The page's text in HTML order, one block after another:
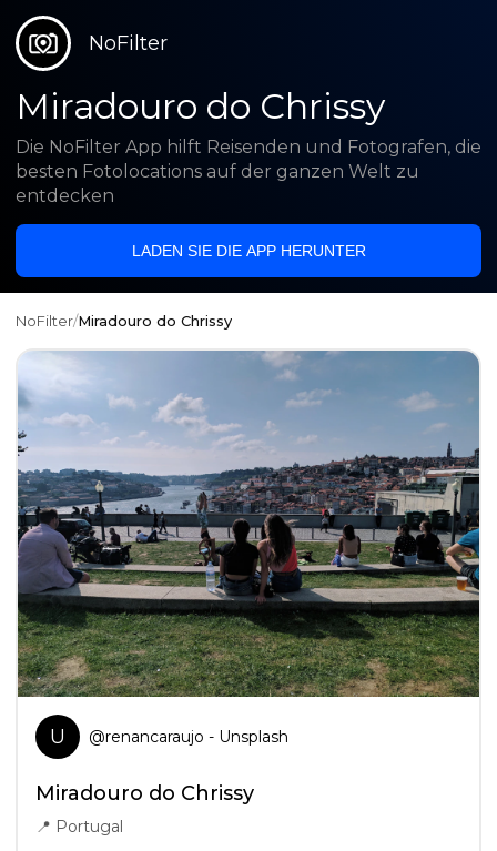
NoFilter
Miradouro do Chrissy
Die NoFilter App hilft Reisenden und Fotografen, die
besten Fotolocations auf der ganzen Welt zu
entdecken
LADEN SIE DIE APP HERUNTER
NoFilter/Miradouro do Chrissy
U @renancaraujo - Unsplash
Miradouro do Chrissy
📍 Portugal